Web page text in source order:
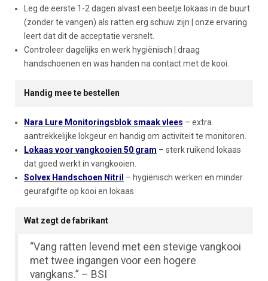
Leg de eerste 1-2 dagen alvast een beetje lokaas in de buurt
(zonder te vangen) als ratten erg schuw zijn | onze ervaring
leert dat dit de acceptatie versnelt.
Controleer dagelijks en werk hygiënisch | draag
handschoenen en was handen na contact met de kooi.
Handig mee te bestellen
Nara Lure Monitoringsblok smaak vlees – extra
aantrekkelijke lokgeur en handig om activiteit te monitoren.
Lokaas voor vangkooien 50 gram – sterk ruikend lokaas
dat goed werkt in vangkooien.
Solvex Handschoen Nitril – hygiënisch werken en minder
geurafgifte op kooi en lokaas.
Wat zegt de fabrikant
“Vang ratten levend met een stevige vangkooi
met twee ingangen voor een hogere
vangkans.” – BSI